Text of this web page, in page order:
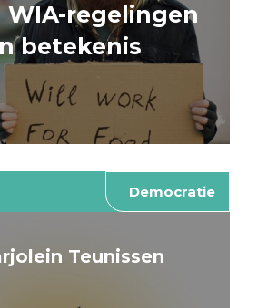
WIA-regelingen
betekenis
Democratie
Teunissen